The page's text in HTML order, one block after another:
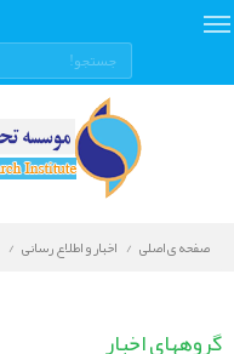
صفحه ی اصلی اخبار و اطلاع رسانی
و
گروههای اخبار